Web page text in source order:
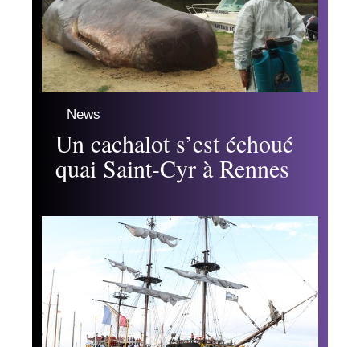
News
Un cachalot s’est échoué
quai Saint-Cyr à Rennes